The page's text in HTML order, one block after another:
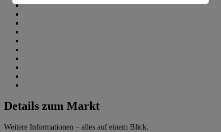
Details zum Markt
Weitere Informationen – alles auf einem Blick.
Informationen zum Herausgeber der Seite findest du